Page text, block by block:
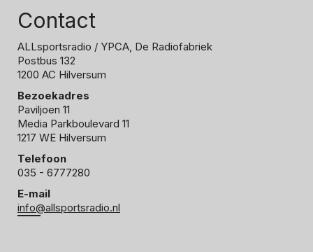
Contact
ALLsportsradio / YPCA, De Radiofabriek
Postbus 132
1200 AC Hilversum
Bezoekadres
Paviljoen 11
Media Parkboulevard 11
1217 WE Hilversum
Telefoon
035 - 6777280
E-mail
info@allsportsradio.nl